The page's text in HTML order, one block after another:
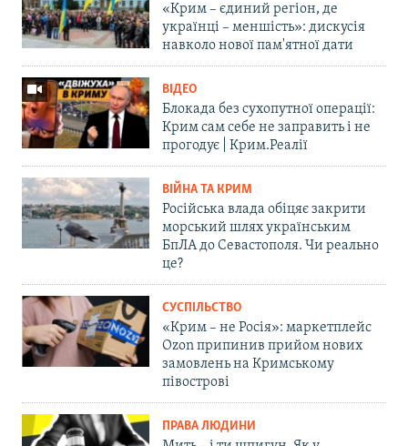
«Крим – єдиний регіон, де
українці – меншість»: дискусія
навколо нової пам'ятної дати
ВІДЕО
Блокада без сухопутної операції:
Крим сам себе не заправить і не
прогодує | Крим.Реалії
ВІЙНА ТА КРИМ
Російська влада обіцяє закрити
морський шлях українським
БпЛА до Севастополя. Чи реально
це?
СУСПІЛЬСТВО
«Крим – не Росія»: маркетплейс
Ozon припинив прийом нових
замовлень на Кримському
півострові
ПРАВА ЛЮДИНИ